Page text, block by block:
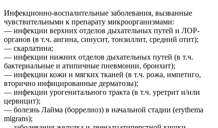
Инфекционно-воспалительные заболевания, вызванные
чувствительными к препарату микроорганизмами:
— инфекции верхних отделов дыхательных путей и ЛОР-
органов (в т.ч. ангина, синусит, тонзиллит, средний отит);
— скарлатина;
— инфекции нижних отделов дыхательных путей (в т.ч.
бактериальные и атипичные пневмонии, бронхит);
— инфекции кожи и мягких тканей (в т.ч. рожа, импетиго,
вторично инфицированные дерматозы);
— инфекции урогенитального тракта (в т.ч. уретрит и/или
цервицит);
— болезнь Лайма (боррелиоз) в начальной стадии (erythema
migrans);